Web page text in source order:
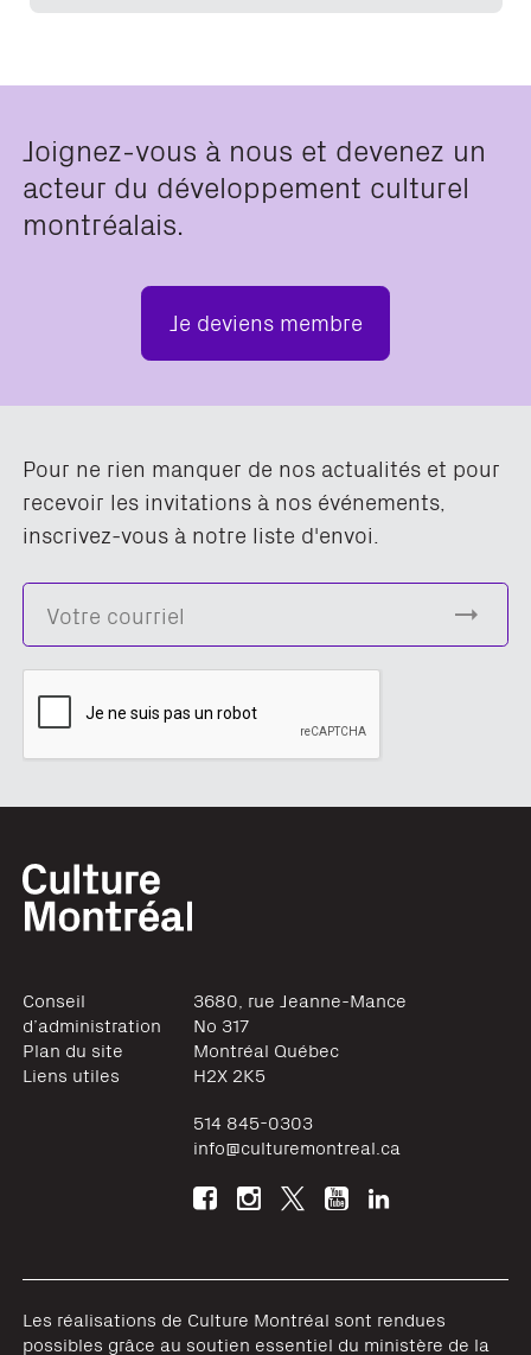
Joignez-vous à nous et devenez un
acteur du développement culturel
montréalais.
Je deviens membre
Pour ne rien manquer de nos actualités et pour
recevoir les invitations à nos événements,
inscrivez-vous à notre liste d'envoi.
Conseil
d’administration
Plan du site
Liens utiles
3680, rue Jeanne-Mance
No 317
Montréal Québec
H2X 2K5
514 845-0303
info@culturemontreal.ca
Les réalisations de Culture Montréal sont rendues
possibles grâce au soutien essentiel du ministère de la